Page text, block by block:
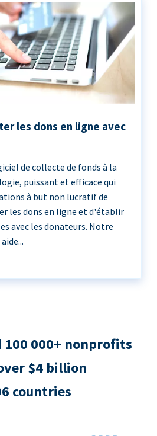
les dons en ligne avec
de collecte de fonds à la
puissant et efficace qui
à but non lucratif de
les dons en ligne et d'établir
avec les donateurs. Notre
100 000+ nonprofits
$4 billion
countries